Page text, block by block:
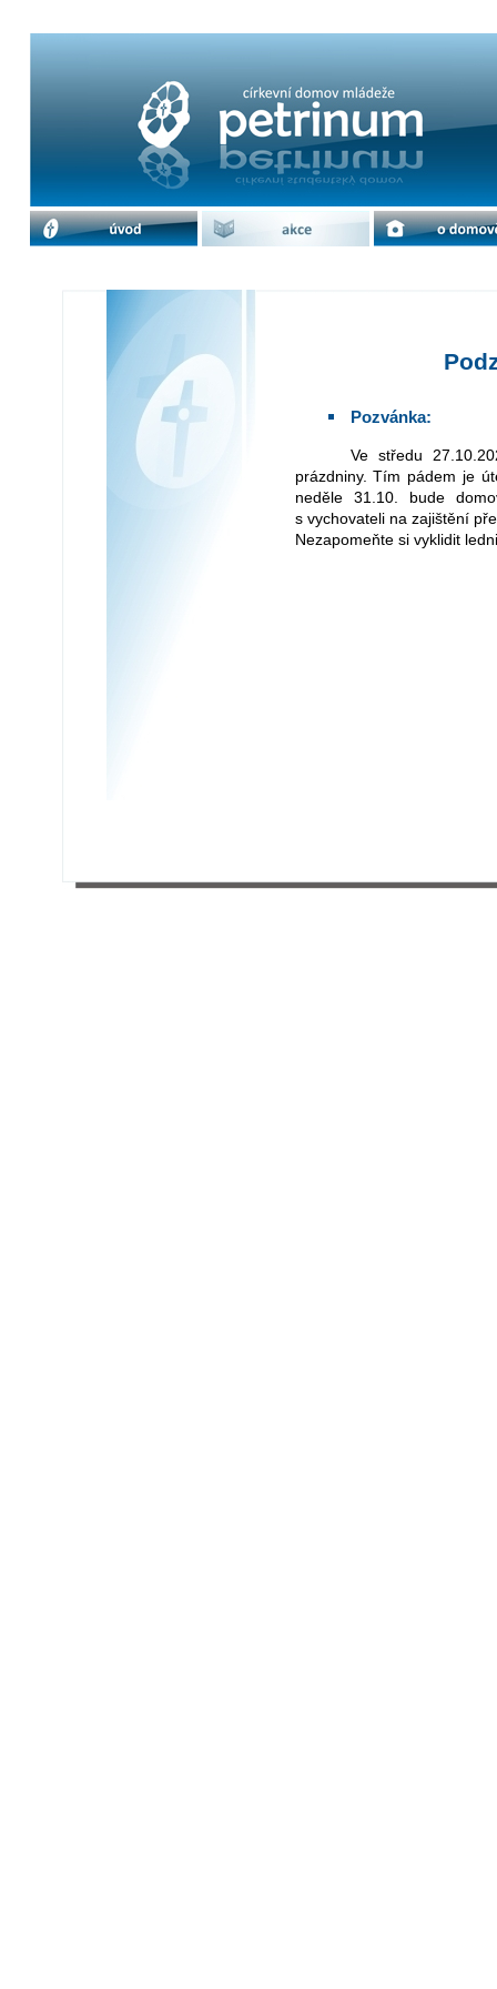
Podzimní prázdniny | cdm Petrinum
Pozvánka:
Ve středu 27.10.2021 a v pátek 29.10. proběhnou podzimní
prázdniny. Tím pádem je
neděle 31.10. bude
s vychovateli na zajištění
Nezapomeňte si vyklidit
úvod akce o domově